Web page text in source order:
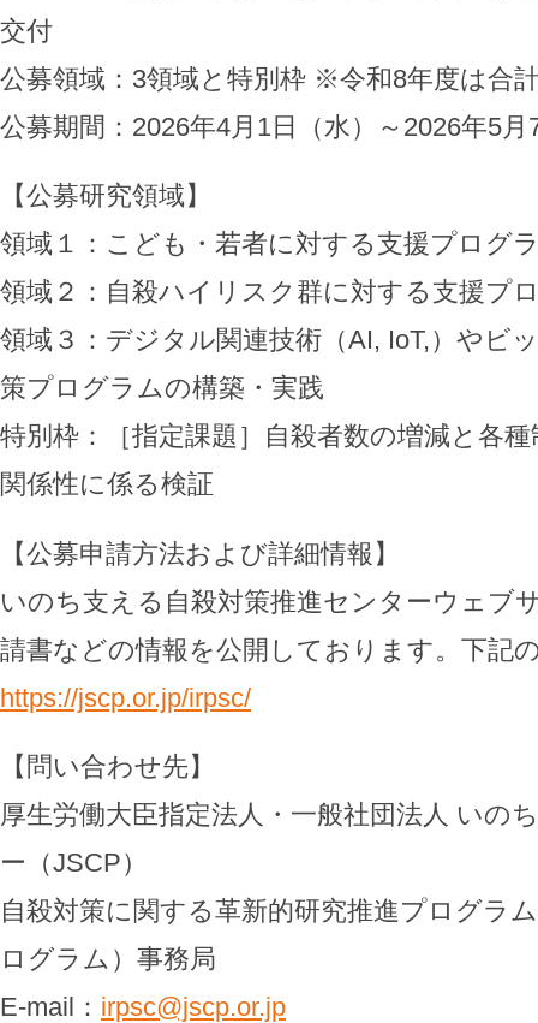
交付
公募領域：3領域と特別枠 ※令和8年度は合
公募期間：2026年4月1日（水）～2026年5
【公募研究領域】
領域１：こども・若者に対する支援プログ
領域２：自殺ハイリスク群に対する支援プ
領域３：デジタル関連技術（AI, IoT,）やビ
策プログラムの構築・実践
特別枠：［指定課題］自殺者数の増減と各
関係性に係る検証
【公募申請方法および詳細情報】
いのち支える自殺対策推進センターウェブ
請書などの情報を公開しております。下記
https://jscp.or.jp/irpsc/
【問い合わせ先】
厚生労働大臣指定法人・一般社団法人 いの
ー（JSCP）
自殺対策に関する革新的研究推進プログラ
ログラム）事務局
E-mail： irpsc@jscp.or.jp